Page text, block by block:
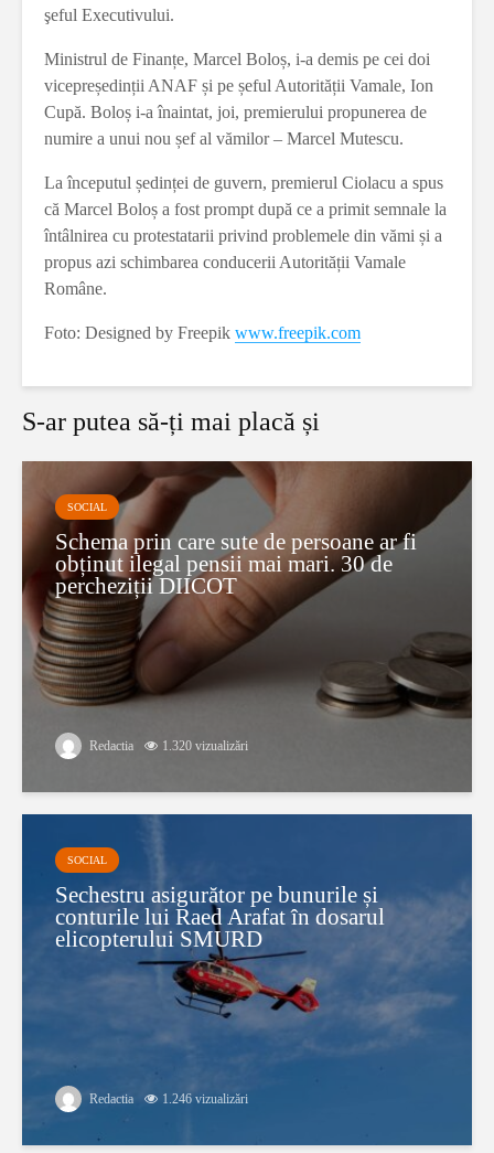
şeful Executivului.
Ministrul de Finanțe, Marcel Boloș, i-a demis pe cei doi
vicepreședinții ANAF și pe șeful Autorității Vamale, Ion
Cupă. Boloș i-a înaintat, joi, premierului propunerea de
numire a unui nou șef al vămilor – Marcel Mutescu.
La începutul ședinței de guvern, premierul Ciolacu a spus
că Marcel Boloș a fost prompt după ce a primit semnale la
întâlnirea cu protestatarii privind problemele din vămi și a
propus azi schimbarea conducerii Autorității Vamale
Române.
Foto: Designed by Freepik www.freepik.com
S-ar putea să-ți mai placă și
SOCIAL
Schema prin care sute de persoane ar fi
obținut ilegal pensii mai mari. 30 de
percheziții DIICOT
Redactia 1.320 vizualizări
SOCIAL
Sechestru asigurător pe bunurile și
conturile lui Raed Arafat în dosarul
elicopterului SMURD
Redactia 1.246 vizualizări